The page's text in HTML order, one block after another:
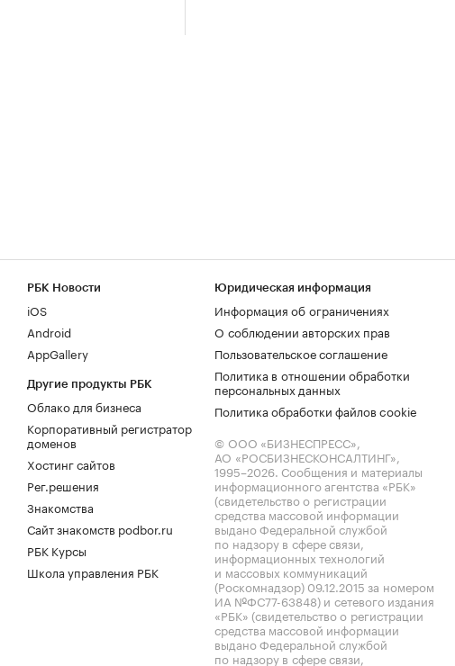
РБК Новости
iOS
Android
AppGallery
Другие продукты РБК
Облако для бизнеса
Корпоративный регистратор
доменов
Хостинг сайтов
Рег.решения
Знакомства
Сайт знакомств podbor.ru
РБК Курсы
Школа управления РБК
Юридическая информация
Информация об ограничениях
О соблюдении авторских прав
Пользовательское соглашение
Политика в отношении обработки
персональных данных
Политика обработки файлов cookie
© ООО «БИЗНЕСПРЕСС»,
АО «РОСБИЗНЕСКОНСАЛТИНГ»,
1995–2026. Сообщения и материалы
информационного агентства «РБК»
(свидетельство о регистрации
средства массовой информации
выдано Федеральной службой
по надзору в сфере связи,
информационных технологий
и массовых коммуникаций
(Роскомнадзор) 09.12.2015 за номером
ИА №ФС77-63848) и сетевого издания
«РБК» (свидетельство о регистрации
средства массовой информации
выдано Федеральной службой
по надзору в сфере связи,